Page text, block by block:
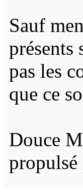
Sauf
présents
pas les
que ce
Douce
propulsé